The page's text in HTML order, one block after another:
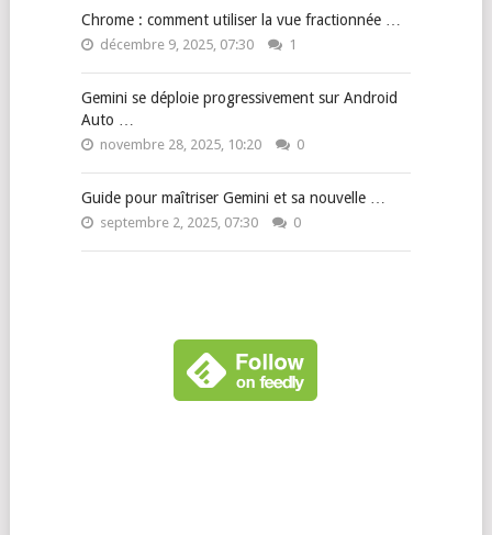
Chrome : comment utiliser la vue fractionnée …
décembre 9, 2025, 07:30 1
Gemini se déploie progressivement sur Android
Auto …
novembre 28, 2025, 10:20 0
Guide pour maîtriser Gemini et sa nouvelle …
septembre 2, 2025, 07:30 0